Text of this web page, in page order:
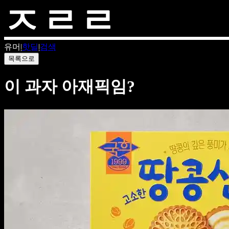
유머 |핫딜|검색
목록으로
이 과자 아재픽임?